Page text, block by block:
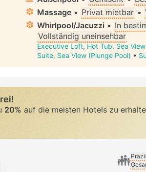
Massage • Privat mietbar •
Whirlpool/Jacuzzi • In
Vollständig uneinsehbar
Executive Loft, Hot Tub, Sea View
Suite, Sea View (Plunge Pool) •
20%auf die meisten Hotels zu